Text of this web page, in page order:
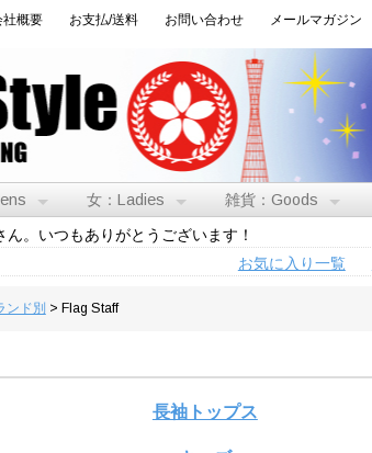
社概要 お支払/送料 お問い合わせ メールマガジン
女：Ladies 雑貨：Goods
。いつもありがとうございます！
お気に入り一覧
ンド別 > Flag Staff
長袖トップス